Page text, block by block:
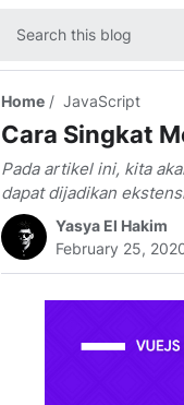
Home JavaScript
Cara Singkat
Pada artikel ini, kita
dapat dijadikan
Yasya El Hakim
February 25,